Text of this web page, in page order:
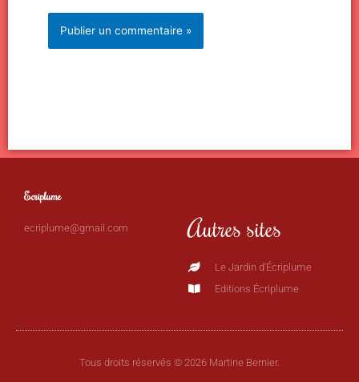
Ecriplume
ecriplume@gmail.com Autres sites
Le Jardin d'Écriplume
Editions Écriplume
Tous droits réservés © 2026 Martine Bernier.